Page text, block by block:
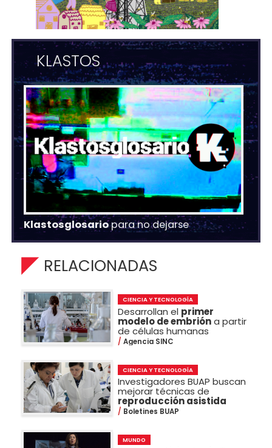
KLASTOS
Klastosglosariopara no dejarse
RELACIONADAS
CIENCIA Y TECNOLOGÍA
Desarrollan el primer
modelo de embrióna partir
de células humanas
Agencia SINC
CIENCIA Y TECNOLOGÍA
Investigadores BUAP buscan
mejorar técnicas de
reproducción asistida
Boletines BUAP
MUNDO